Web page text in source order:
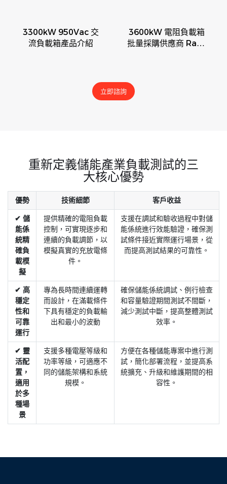
3300kW 950Vac 交
流負載箱產品介紹
3600kW 電阻負載箱
批量採購供應商 Rata
立即諮詢
重新定義儲能產業負載測試的三
大核心優勢
優勢 技術細節
客戶收益
✔ 儲
能係
統精
確負
載模
擬
提供精確的電阻負載
控制，可實現逐步和
連續的負載調節，以
模擬真實的充放電條
件。
支援在調試和驗收過程中對儲
能係統進行效能驗證，確保測
試條件接近實際運行場景，從
而提高測試結果的可靠性。
✔ 高
穩定
性和
可靠
運行
專為長時間連續運轉
而設計，在滿載條件
下具有穩定的負載輸
出和最小的波動
確保儲能係統調試、例行檢查
和容量驗證期間測試不間斷，
減少測試中斷，提高整體測試
效率。
✔ 靈
活配
置，
適用
於多
種場
景
支援多種電壓等級和
功率等級，可適應不
同的儲能架構和系統
規模。
方便在各種儲能專案中進行測
試，簡化部署流程，並提高系
統擴充、升級和維護期間的相
容性。